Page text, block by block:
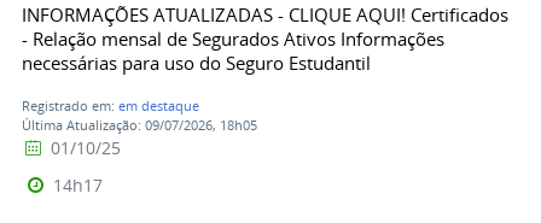
INFORMAÇÕES ATUALIZADAS - CLIQUE AQUI! Certificados
- Relação mensal de Segurados Ativos Informações
necessárias para uso do Seguro Estudantil
Registrado em: em destaque
Última Atualização: 09/07/2026, 18h05
01/10/25
14h17